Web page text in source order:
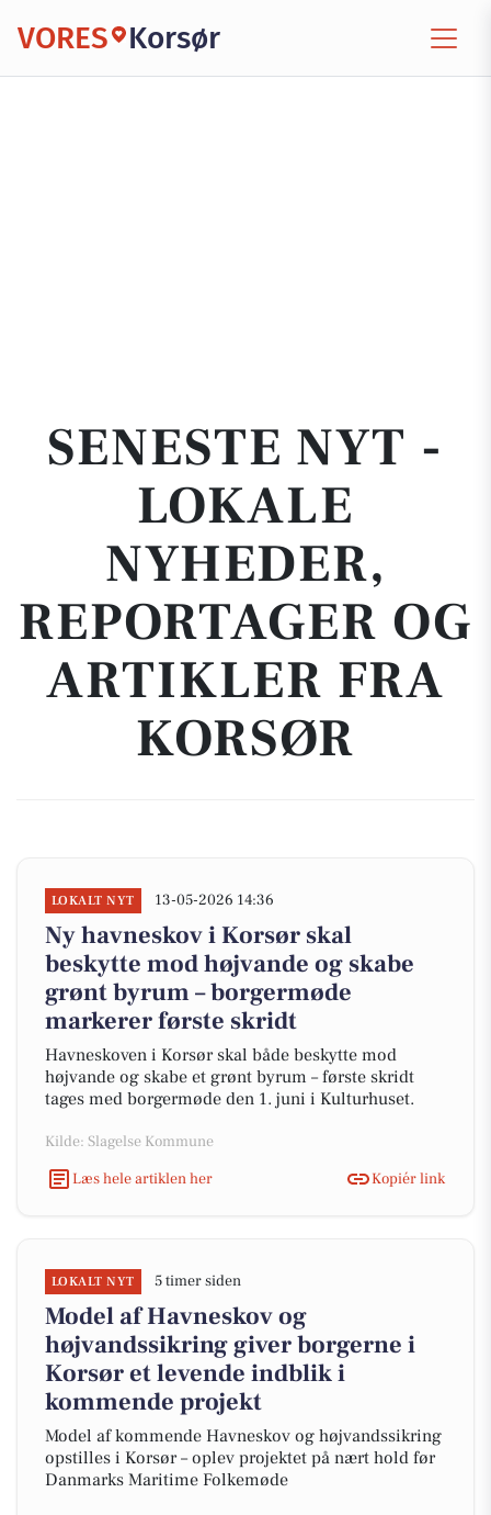
VORES Korsør
SENESTE NYT -
LOKALE
NYHEDER,
REPORTAGER OG
ARTIKLER FRA
KORSØR
LOKALT NYT 13-05-2026 14:36
Ny havneskov i Korsør skal
beskytte mod højvande og skabe
grønt byrum – borgermøde
markerer første skridt
Havneskoven i Korsør skal både beskytte mod
højvande og skabe et grønt byrum – første skridt
tages med borgermøde den 1. juni i Kulturhuset.
Kilde: Slagelse Kommune
Læs hele artiklen her
Kopiér link
LOKALT NYT 5 timer siden
Model af Havneskov og
højvandssikring giver borgerne i
Korsør et levende indblik i
kommende projekt
Model af kommende Havneskov og højvandssikring
opstilles i Korsør – oplev projektet på nært hold før
Danmarks Maritime Folkemøde